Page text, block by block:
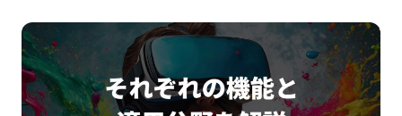
お知らせ
ブログ